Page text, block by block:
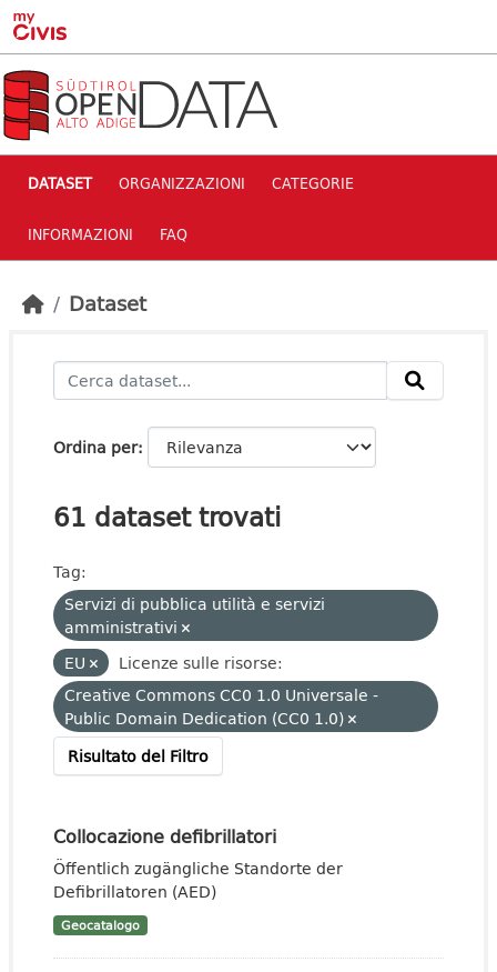
Skip to main content
DATASET ORGANIZZAZIONI CATEGORIE
INFORMAZIONI FAQ
Dataset
Ordina per
61 dataset trovati
Tag:
Servizi di pubblica utilità e servizi
amministrativi
EU
Licenze sulle risorse:
Creative Commons CC0 1.0 Universale -
Public Domain Dedication (CC0 1.0)
Risultato del Filtro
Collocazione defibrillatori
Öffentlich zugängliche Standorte der
Defibrillatoren (AED)
Geocatalogo